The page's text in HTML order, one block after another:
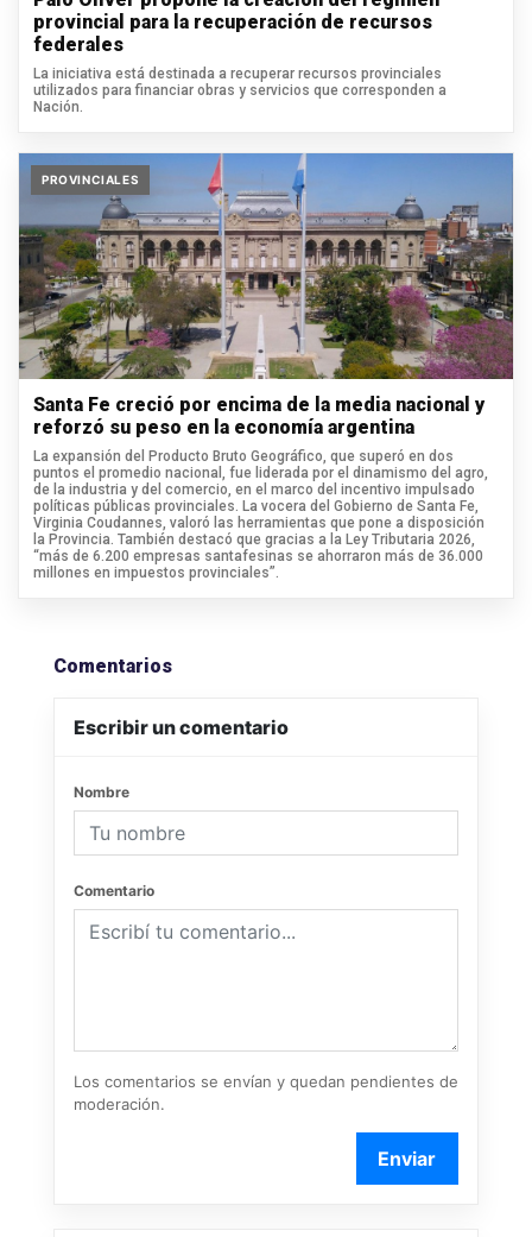
provincial para la recuperación de recursos
federales
La iniciativa está destinada a recuperar recursos provinciales
utilizados para financiar obras y servicios que corresponden a
Nación.
PROVINCIALES
Santa Fe creció por encima de la media nacional y
reforzó su peso en la economía argentina
La expansión del Producto Bruto Geográfico, que superó en dos
puntos el promedio nacional, fue liderada por el dinamismo del agro,
de la industria y del comercio, en el marco del incentivo impulsado
políticas públicas provinciales. La vocera del Gobierno de Santa Fe,
Virginia Coudannes, valoró las herramientas que pone a disposición
la Provincia. También destacó que gracias a la Ley Tributaria 2026,
“más de 6.200 empresas santafesinas se ahorraron más de 36.000
millones en impuestos provinciales”.
Comentarios
Escribir un comentario
Nombre
Comentario
Los comentarios se envían y quedan pendientes de
moderación.
Enviar